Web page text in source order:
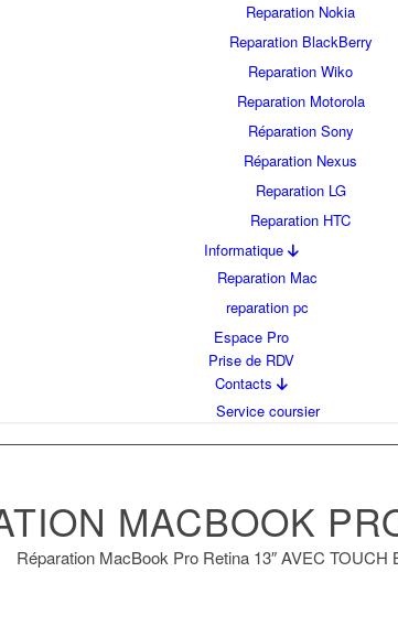
Reparation Nokia
Reparation BlackBerry
Reparation Wiko
Reparation Motorola
Réparation Sony
Réparation Nexus
Reparation LG
Reparation HTC
Informatique
Reparation Mac
reparation pc
Espace Pro
Prise de RDV
Contacts
Service coursier
MACBOOK
Réparation MacBook Pro Retina 13″ AVEC TOUCH